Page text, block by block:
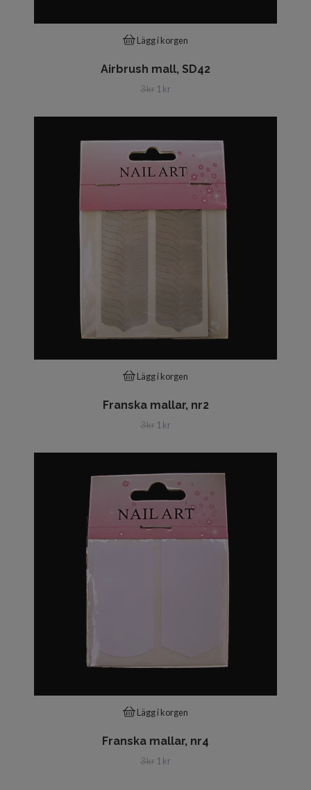
Lägg i korgen
Airbrush mall, SD42
3 kr 1 kr
Lägg i korgen
Franska mallar, nr2
3 kr 1 kr
Lägg i korgen
Franska mallar, nr4
3 kr 1 kr